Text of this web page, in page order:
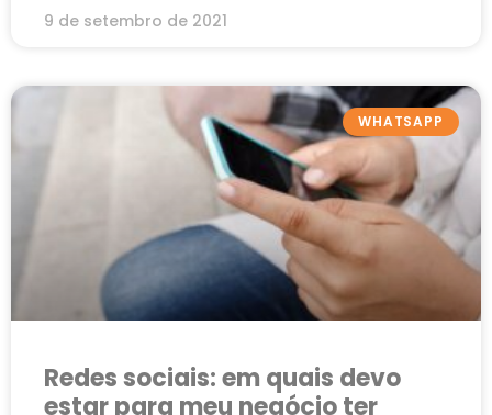
9 de setembro de 2021
WHATSAPP
Redes sociais: em quais devo
estar para meu negócio ter